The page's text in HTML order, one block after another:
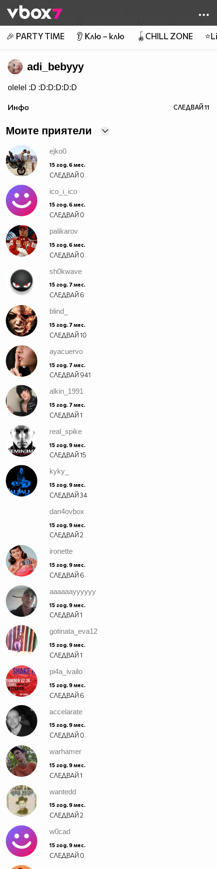
👾
🎉 PARTY TIME 👂 Клю – клю 🪀CHILL ZONE
adi_bebyyy
olelel :D :D:D:D:D:D
Инфо СЛЕДВАЙ11
Моите приятели
ejko0
15 год. 6 мес.
СЛЕДВАЙ 0
ico_i_ico
15 год. 6 мес.
СЛЕДВАЙ 0
palikarov
15 год. 6 мес.
СЛЕДВАЙ 0
sh0kwave
15 год. 7 мес.
СЛЕДВАЙ 6
blind_
15 год. 7 мес.
СЛЕДВАЙ10
ayacuervo
15 год. 7 мес.
СЛЕДВАЙ 941
alkin_1991
15 год. 7 мес.
СЛЕДВАЙ1
real_spike
15 год. 9 мес.
СЛЕДВАЙ15
kyky_
15 год. 9 мес.
СЛЕДВАЙ34
dan4ovbox
15 год. 9 мес.
СЛЕДВАЙ2
ironette
15 год. 9 мес.
СЛЕДВАЙ 6
aaaaaayyyyyy
15 год. 9 мес.
СЛЕДВАЙ1
gotinata_eva12
15 год. 9 мес.
СЛЕДВАЙ1
pi4a_ivailo
15 год. 9 мес.
СЛЕДВАЙ 6
accelarate
15 год. 9 мес.
СЛЕДВАЙ 0
warhamer
15 год. 9 мес.
СЛЕДВАЙ1
wantedd
15 год. 9 мес.
СЛЕДВАЙ2
w0cad
15 год. 9 мес.
СЛЕДВАЙ 0